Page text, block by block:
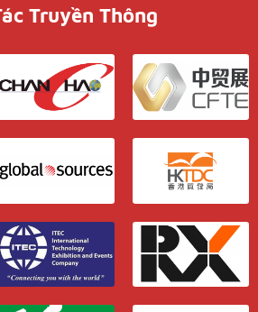
Truyền Thông